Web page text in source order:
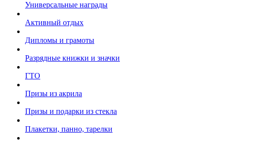
Универсальные награды
Активный отдых
Дипломы и грамоты
Разрядные книжки и значки
ГТО
Призы из акрила
Призы и подарки из стекла
Плакетки, панно, тарелки